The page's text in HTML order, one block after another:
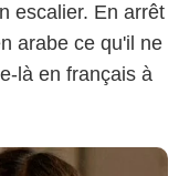
escalier. En arrêt
arabe ce qu'il ne
là en français à